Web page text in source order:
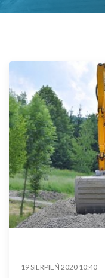
19 SIERPIEŃ 2020 10:40